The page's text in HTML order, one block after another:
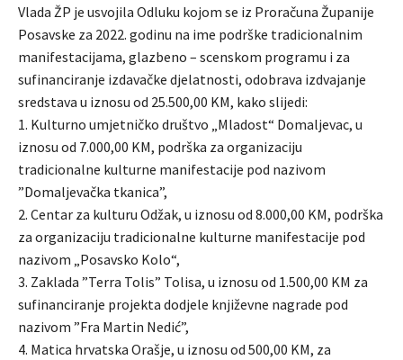
Vlada ŽP je usvojila Odluku kojom se iz Proračuna Županije
Posavske za 2022. godinu na ime podrške tradicionalnim
manifestacijama, glazbeno – scenskom programu i za
sufinanciranje izdavačke djelatnosti, odobrava izdvajanje
sredstava u iznosu od 25.500,00 KM, kako slijedi:
1. Kulturno umjetničko društvo „Mladost“ Domaljevac, u
iznosu od 7.000,00 KM, podrška za organizaciju
tradicionalne kulturne manifestacije pod nazivom
”Domaljevačka tkanica”,
2. Centar za kulturu Odžak, u iznosu od 8.000,00 KM, podrška
za organizaciju tradicionalne kulturne manifestacije pod
nazivom „Posavsko Kolo“,
3. Zaklada ”Terra Tolis” Tolisa, u iznosu od 1.500,00 KM za
sufinanciranje projekta dodjele književne nagrade pod
nazivom ”Fra Martin Nedić”,
4. Matica hrvatska Orašje, u iznosu od 500,00 KM, za